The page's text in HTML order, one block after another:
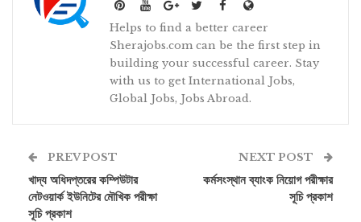
Helps to find a better career
Sherajobs.com can be the first step in
building your successful career. Stay
with us to get International Jobs,
Global Jobs, Jobs Abroad.
PREV POST
খাদ্য অধিদপ্তরের কম্পিউটার
নেটওয়ার্ক ইউনিটের মৌখিক পরীক্ষা
সূচি প্রকাশ
NEXT POST
কর্মসংস্থান ব্যাংক নিয়োগ পরীক্ষার
সূচি প্রকাশ